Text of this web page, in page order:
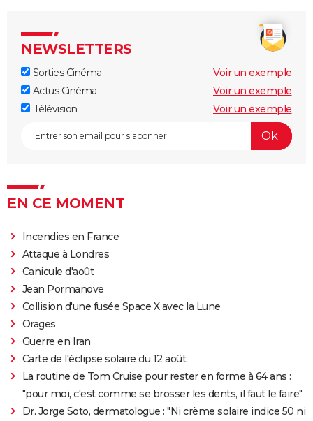
NEWSLETTERS
Sorties Cinéma
Voir un exemple
Actus Cinéma
Voir un exemple
Télévision
Voir un exemple
EN CE MOMENT
Incendies en France
Attaque à Londres
Canicule d'août
Jean Pormanove
Collision d'une fusée Space X avec la Lune
Orages
Guerre en Iran
Carte de l'éclipse solaire du 12 août
La routine de Tom Cruise pour rester en forme à 64 ans :
"pour moi, c'est comme se brosser les dents, il faut le faire"
Dr. Jorge Soto, dermatologue : "Ni crème solaire indice 50 ni